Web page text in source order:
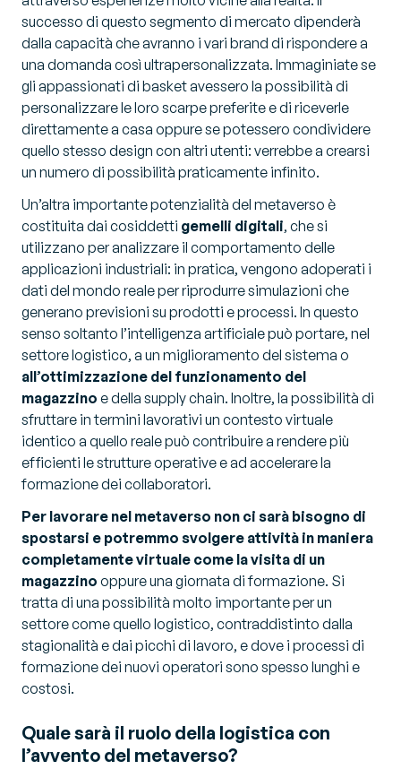
successo di questo segmento di mercato dipenderà
dalla capacità che avranno i vari brand di rispondere a
una domanda così ultrapersonalizzata. Immaginiate se
gli appassionati di basket avessero la possibilità di
personalizzare le loro scarpe preferite e di riceverle
direttamente a casa oppure se potessero condividere
quello stesso design con altri utenti: verrebbe a crearsi
un numero di possibilità praticamente infinito.
Un’altra importante potenzialità del metaverso è
costituita dai cosiddetti gemelli digitali, che si
utilizzano per analizzare il comportamento delle
applicazioni industriali: in pratica, vengono adoperati i
dati del mondo reale per riprodurre simulazioni che
generano previsioni su prodotti e processi. In questo
senso soltanto l’intelligenza artificiale può portare, nel
settore logistico, a un miglioramento del sistema o
all’ottimizzazione del funzionamento del
magazzino e della supply chain. Inoltre, la possibilità di
sfruttare in termini lavorativi un contesto virtuale
identico a quello reale può contribuire a rendere più
efficienti le strutture operative e ad accelerare la
formazione dei collaboratori.
Per lavorare nel metaverso non ci sarà bisogno di
spostarsi e potremmo svolgere attività in maniera
completamente virtuale come la visita di un
magazzino oppure una giornata di formazione. Si
tratta di una possibilità molto importante per un
settore come quello logistico, contraddistinto dalla
stagionalità e dai picchi di lavoro, e dove i processi di
formazione dei nuovi operatori sono spesso lunghi e
costosi.
Quale sarà il ruolo della logistica con
l’avvento del metaverso?